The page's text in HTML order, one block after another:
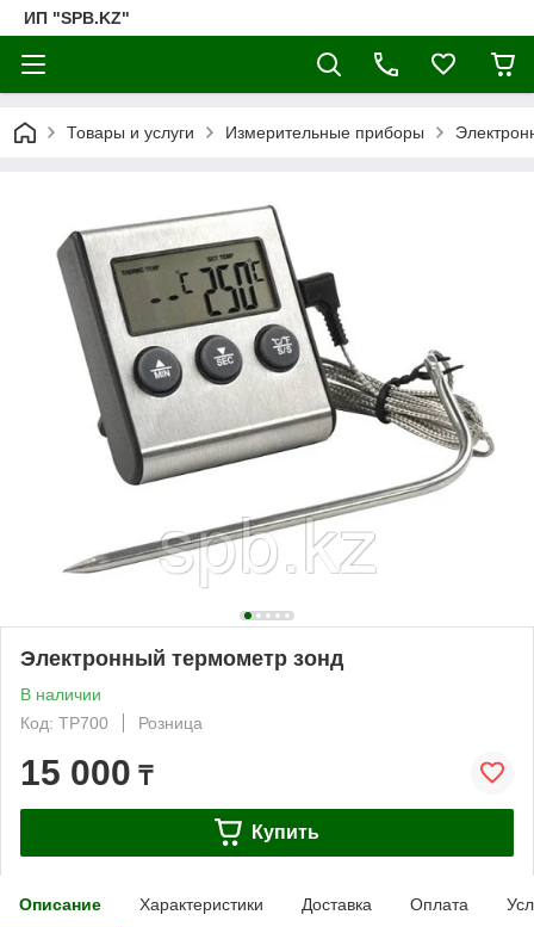
ИП "SPB.KZ"
Товары и услуги Измерительные приборы
Электронный термометр зонд
В наличии
Код: TP700
Розница
15 000 ₸
Купить
Описание Характеристики Доставка Оплата